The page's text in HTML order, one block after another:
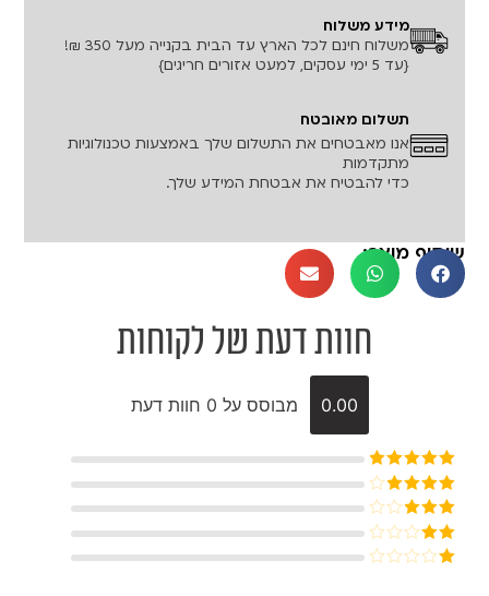
מידע משלוח
משלוח חינם לכל הארץ עד הבית בקנייה מעל 350 ₪!
{עד 5 ימי עסקים, למעט אזורים חריגים}
תשלום מאובטח
אנו מאבטחים את התשלום שלך באמצעות טכנולוגיות
מתקדמות
כדי להבטיח את אבטחת המידע שלך.
שיתוף מוצר:
חוות דעת של לקוחות
0.00 מבוסס על 0 חוות דעת
דורג5מתוך
5
דורג4
מתוך 5
דורג3
מתוך 5
דורג